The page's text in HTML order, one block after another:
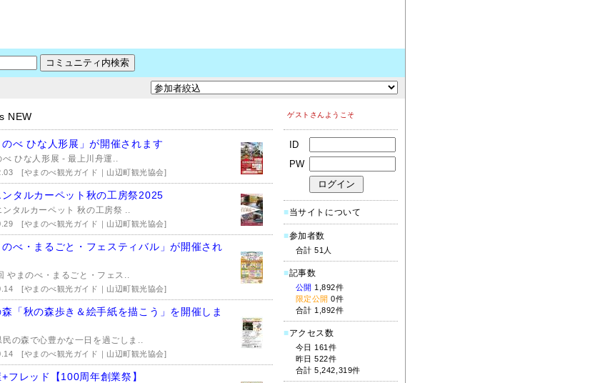
NEW
のべ ひな人形展」が開催されます
べ ひな人形展 - 最上川舟運..
[やまのべ観光ガイド｜山辺町観光協会]
ンタルカーペット秋の工房祭2025
ンタルカーペット 秋の工房祭 ..
[やまのべ観光ガイド｜山辺町観光協会]
のべ・まるごと・フェスティバル」が開催され
やまのべ・まるごと・フェス..
[やまのべ観光ガイド｜山辺町観光協会]
森「秋の森歩き＆絵手紙を描こう」を開催しま
民の森で心豊かな一日を過ごしま..
[やまのべ観光ガイド｜山辺町観光協会]
フレッド【100周年創業祭】
ゲストさんようこそ
ID
PW
■当サイトについて
■参加者数
合計 51人
■記事数
公開 1,892件
限定公開 0件
合計 1,892件
■アクセス数
今日 161件
昨日 522件
合計 5,242,319件